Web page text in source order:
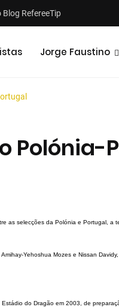
Blog RefereeTip
Jorge Faustino
Polónia-
as selecções da Polónia e Portugal, a
Yehoshua Mozes e Nissan
do Dragão em 2003, de